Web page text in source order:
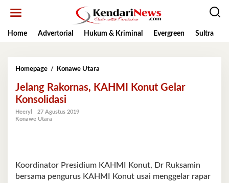
Home
Advertorial Hukum & Kriminal Evergreen Sultra
Homepage / Konawe Utara
KAHMI
Jelang Rakornas, KAHMI Konut Gelar
Konsolidasi
Heeryl
27 Agustus 2019
Konawe Utara
Koordinator Presidium KAHMI Konut, Dr Ruksamin
bersama pengurus KAHMI Konut usai menggelar rapar